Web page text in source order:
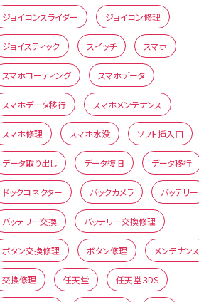
ジョイコンスライダー ジョイコン修理
ジョイスティック スイッチ スマホ
スマホコーティング スマホデータ
スマホデータ移行 スマホメンテナンス
スマホ修理 スマホ水没 ソフト挿入口
データ取り出し データ復旧 データ移行
ドックコネクター バックカメラ バッテリー
バッテリー交換 バッテリー交換修理
ボタン交換修理 ボタン修理 メンテナンス
交換修理 任天堂 任天堂３DS